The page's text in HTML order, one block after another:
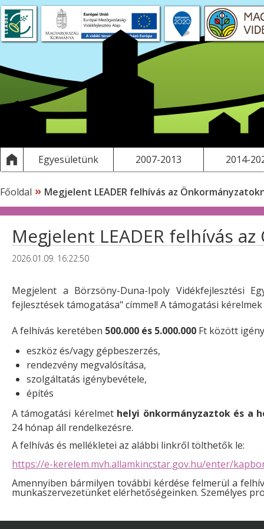
Egyesületünk 2007-2013 2014-
Főoldal » Megjelent LEADER felhívás az
Megjelent LEADER felhívás
2026.01.09. 16:22:50
Megjelent a Börzsöny-Duna-Ipoly Vidékfejlesztési
fejlesztések támogatása" címmel! A támogatási
A felhívás keretében 500.000 és 5.000.000 Ft között
eszköz és/vagy gépbeszerzés,
rendezvény megvalósítása,
szolgáltatás igénybevétele,
építés
A támogatási kérelmet helyi önkormányzaztok és a
24 hónap áll rendelkezésre.
A felhívás és mellékletei az alábbi linkről tölthetők le:
https://e-kerelem.mvh.allamkincstar.gov.hu/enter/
Amennyiben bármilyen további kérdése felmerül a
munkaszervezetünket elérhetőségeinken. Személyes
pályázatok, kiadványok Működési költségeink
projektek
tervezés LEADER